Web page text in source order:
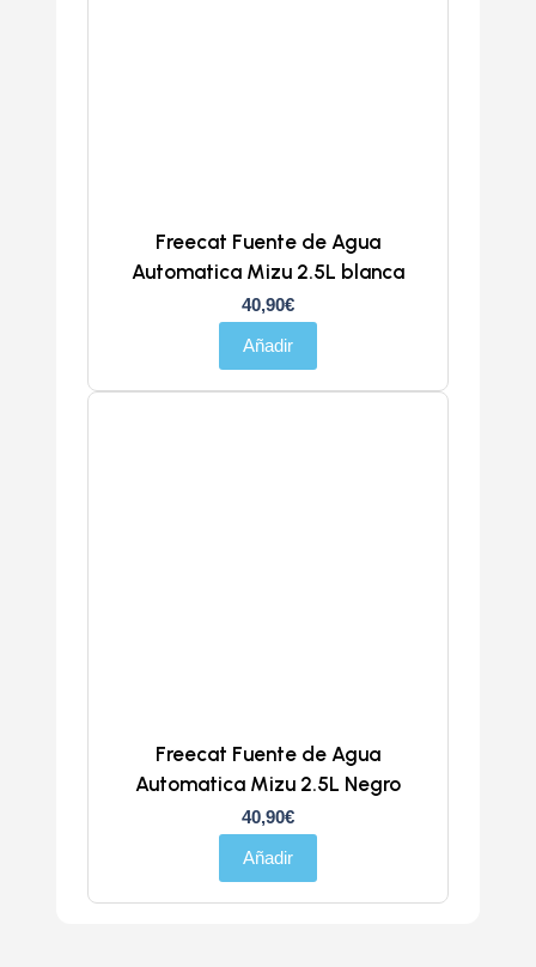
Freecat Fuente de Agua
Automatica Mizu 2.5L blanca
40,90€
Añadir
Freecat Fuente de Agua
Automatica Mizu 2.5L Negro
40,90€
Añadir